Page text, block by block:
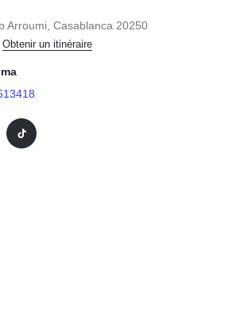
Arroumi, Casablanca 20250
Obtenir un itinéraire